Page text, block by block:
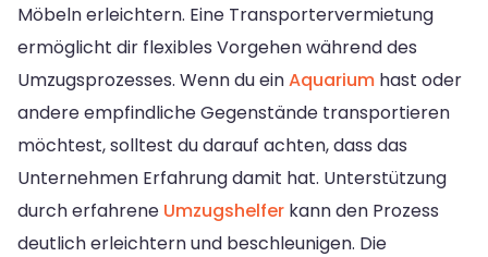
Möbeln erleichtern. Eine Transportervermietung
ermöglicht dir flexibles Vorgehen während des
Umzugsprozesses. Wenn du einAquarium hast oder
andere empfindliche Gegenstände transportieren
möchtest, solltest du darauf achten, dass das
Unternehmen Erfahrung damit hat. Unterstützung
durch erfahrene Umzugshelfer kann den Prozess
deutlich erleichtern und beschleunigen. Die